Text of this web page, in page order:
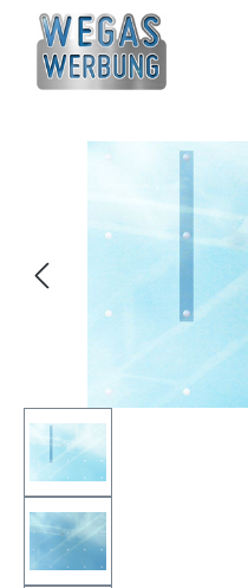
Bildergalerie überspringen